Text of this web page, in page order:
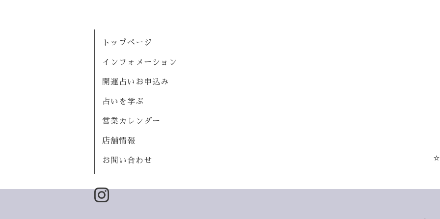
☆
トップページ
インフォメーション
開運占いお申込み
占いを学ぶ
営業カレンダー
店舗情報
お問い合わせ